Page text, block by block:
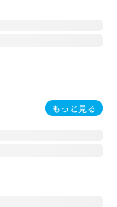
もっと見る